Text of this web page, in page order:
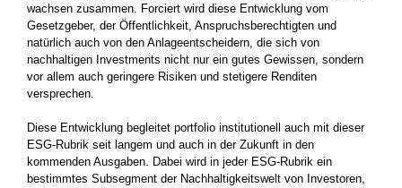
wachsen zusammen. Forciert wird diese Entwicklung vom
Gesetzgeber, der Öffentlichkeit, Anspruchsberechtigten und
natürlich auch von den Anlageentscheidern, die sich von
nachhaltigen Investments nicht nur ein gutes Gewissen, sondern
vor allem auch geringere Risiken und stetigere Renditen
versprechen.
Diese Entwicklung begleitet portfolio institutionell auch mit dieser
ESG-Rubrik seit langem und auch in der Zukunft in den
kommenden Ausgaben. Dabei wird in jeder ESG-Rubrik ein
bestimmtes Subsegment der Nachhaltigkeitswelt von Investoren,